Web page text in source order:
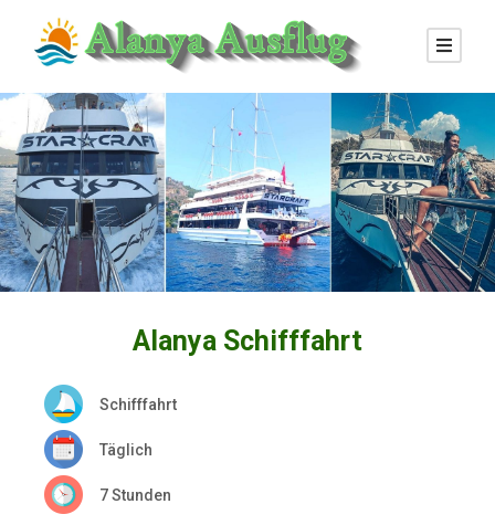
Alanya Schifffahrt
Schifffahrt
Täglich
7 Stunden